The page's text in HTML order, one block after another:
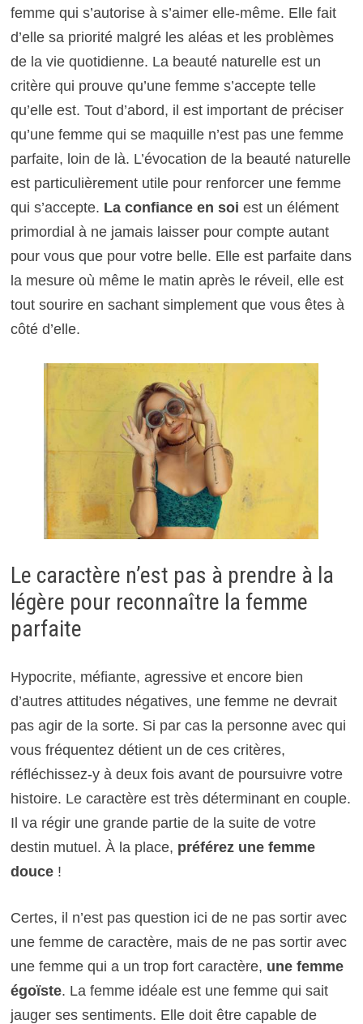
femme qui s’autorise à s’aimer elle-même. Elle fait
d’elle sa priorité malgré les aléas et les problèmes
de la vie quotidienne. La beauté naturelle est un
critère qui prouve qu’une femme s’accepte telle
qu’elle est. Tout d’abord, il est important de préciser
qu’une femme qui se maquille n’est pas une femme
parfaite, loin de là. L’évocation de la beauté naturelle
est particulièrement utile pour renforcer une femme
qui s’accepte. La confiance en soi est un élément
primordial à ne jamais laisser pour compte autant
pour vous que pour votre belle. Elle est parfaite dans
la mesure où même le matin après le réveil, elle est
tout sourire en sachant simplement que vous êtes à
côté d’elle.
Le caractère n’est pas à prendre à la
légère pour reconnaître la femme
parfaite
Hypocrite, méfiante, agressive et encore bien
d’autres attitudes négatives, une femme ne devrait
pas agir de la sorte. Si par cas la personne avec qui
vous fréquentez détient un de ces critères,
réfléchissez-y à deux fois avant de poursuivre votre
histoire. Le caractère est très déterminant en couple.
Il va régir une grande partie de la suite de votre
destin mutuel. À la place, préférez une femme
douce!
Certes, il n’est pas question ici de ne pas sortir avec
une femme de caractère, mais de ne pas sortir avec
une femme qui a un trop fort caractère, une femme
égoïste. La femme idéale est une femme qui sait
jauger ses sentiments. Elle doit être capable de